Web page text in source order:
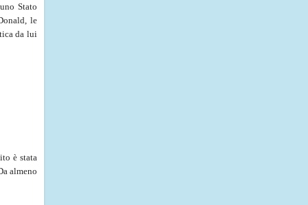
Stato
le
da lui
è stata
almeno